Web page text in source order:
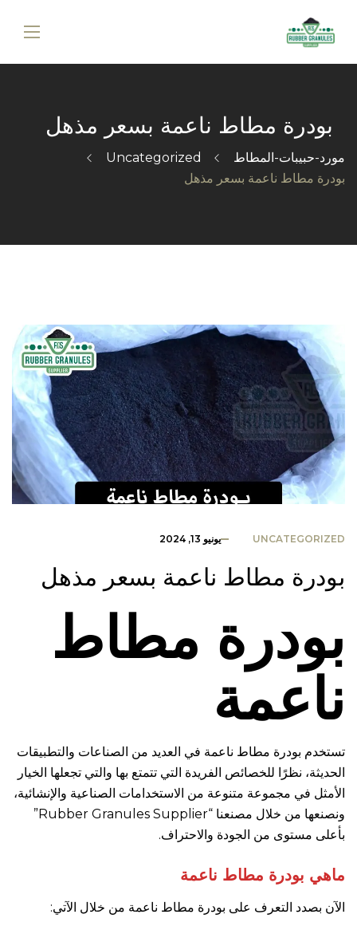
بودرة مطاط ناعمة بسعر مذهل
مورد-حبيبات-المطاط
Uncategorized
بودرة مطاط ناعمة بسعر مذهل
UNCATEGORIZED يونيو 13, 2024
بودرة مطاط ناعمة بسعر مذهل
بودرة مطاط
ناعمة
تستخدم بودرة مطاط ناعمة في العديد من الصناعات والتطبيقات
الحديثة، نظرًا للخصائص الفريدة التي تتمتع بها والتي تجعلها الخيار
الأمثل في مجموعة متنوعة من الاستخدامات الصناعية والإنشائية،
ونصنعها من خلال مصنعنا “Rubber Granules Supplier”
بأعلى مستوى من الجودة والاحتراف.
ماهي بودرة مطاط ناعمة
الآن بصدد التعرف على بودرة مطاط ناعمة من خلال الآتي: